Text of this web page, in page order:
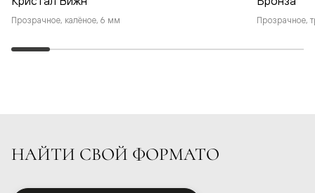
Прозрачное, калёное, 6 мм Прозрачное,
НАЙТИ СВОЙ ФОРМАТО